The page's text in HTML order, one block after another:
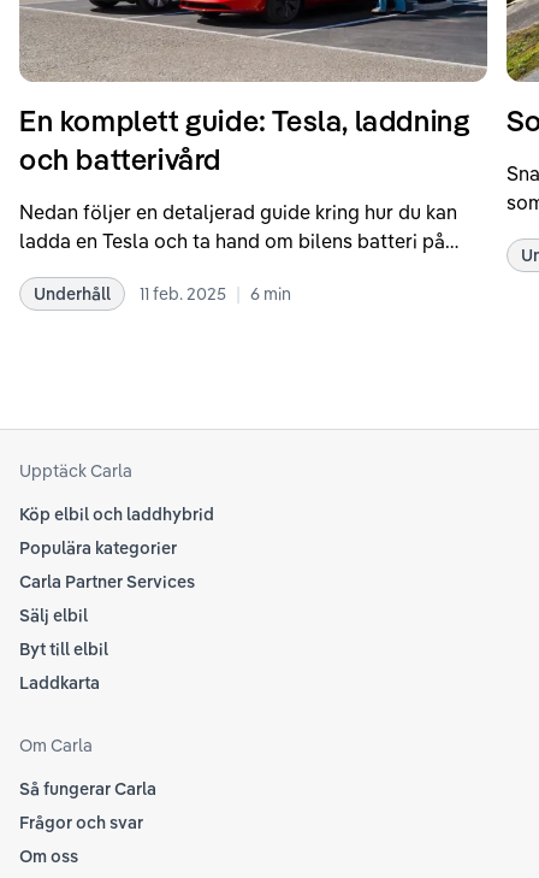
En komplett guide: Tesla, laddning
och batterivård
Nedan följer en detaljerad guide kring hur du kan
ladda en Tesla och ta hand om bilens batteri på
rekommendationer samt våra egna erfarenheter
Underhåll 11 feb. 2025 | 6 min
att
Upptäck Carla
Köp elbil och laddhybrid
Populära kategorier
Carla Partner Services
Sälj elbil
Byt till elbil
Laddkarta
Om Carla
Så fungerar Carla
Frågor och svar
Om oss